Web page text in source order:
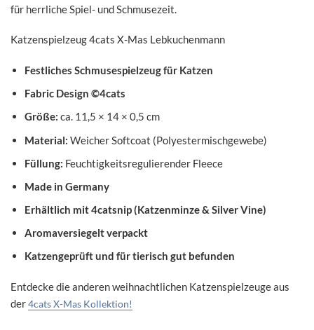
für herrliche Spiel- und Schmusezeit.
Katzenspielzeug 4cats X-Mas Lebkuchenmann
Festliches Schmusespielzeug für Katzen
Fabric Design ©4cats
Größe: ca. 11,5 × 14 × 0,5 cm
Material: Weicher Softcoat (Polyestermischgewebe)
Füllung: Feuchtigkeitsregulierender Fleece
Made in Germany
Erhältlich mit 4catsnip (Katzenminze & Silver Vine)
Aromaversiegelt verpackt
Katzengeprüft und für tierisch gut befunden
Entdecke die anderen weihnachtlichen Katzenspielzeuge aus
der4cats X-Mas Kollektion!